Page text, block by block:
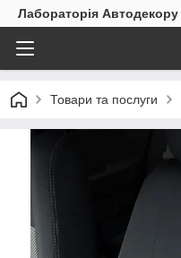
Лабораторія Автодекору
Товари та послуги